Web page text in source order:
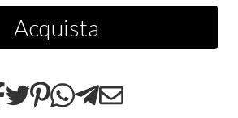
Acquista